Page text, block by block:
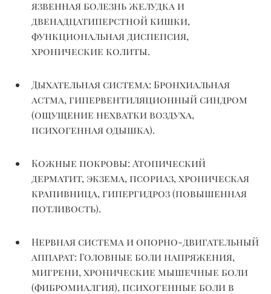
язвенная болезнь желудка и
двенадцатиперстной кишки,
функциональная диспепсия,
хронические колиты.
Дыхательная система: Бронхиальная
астма, гипервентиляционный синдром
(ощущение нехватки воздуха,
психогенная одышка).
Кожные покровы: Атопический
дерматит, экзема, псориаз, хроническая
крапивница, гипергидроз (повышенная
потливость).
Нервная система и опорно-двигательный
аппарат: Головные боли напряжения,
мигрени, хронические мышечные боли
(фибромиалгия), психогенные боли в